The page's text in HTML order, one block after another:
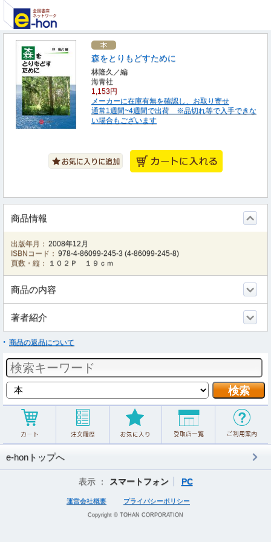
森をとりもどすために
林隆久／編
海青社
1,153円
メーカーに在庫有無を確認し、お取り寄せ
通常1週間~4週間で出荷 ※品切れ等で入手できな
い場合もございます
商品情報
出版年月： 2008年12月
ISBNコード： 978-4-86099-245-3 (4-86099-245-8)
頁数・縦：
１０２Ｐ １９ｃｍ
商品の内容
著者紹介
商品の返品について
e-honトップへ
表示 ： スマートフォン PC
運営会社概要 プライバシーポリシー
Copyright © TOHAN CORPORATION